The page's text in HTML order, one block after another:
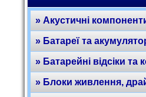
» Акустичні
» Батареї та
» Батарейні відсіки та
» Блоки живлення,